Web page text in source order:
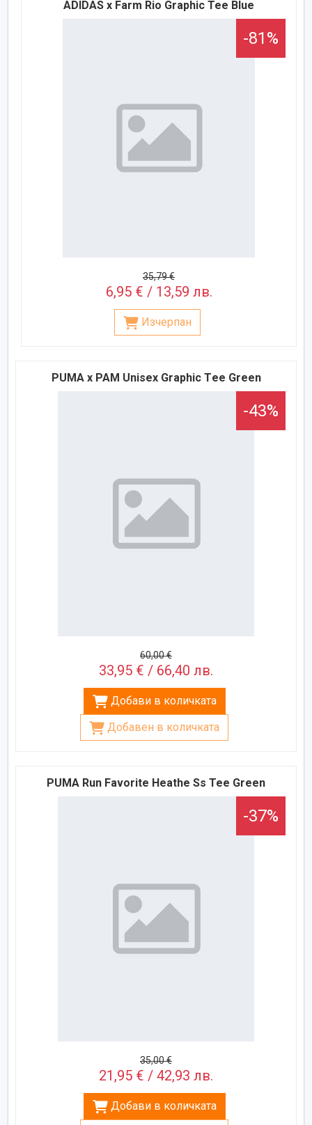
ADIDAS x Farm Rio Graphic Tee Blue
-81%
35,79 €
6,95 € / 13,59 лв.
Изчерпан
PUMA x PAM Unisex Graphic Тee Green
-43%
60,00 €
33,95 € / 66,40 лв.
Добави в количката
Добавен в количката
PUMA Run Favorite Heathe Ss Tee Green
-37%
35,00 €
21,95 € / 42,93 лв.
Добави в количката